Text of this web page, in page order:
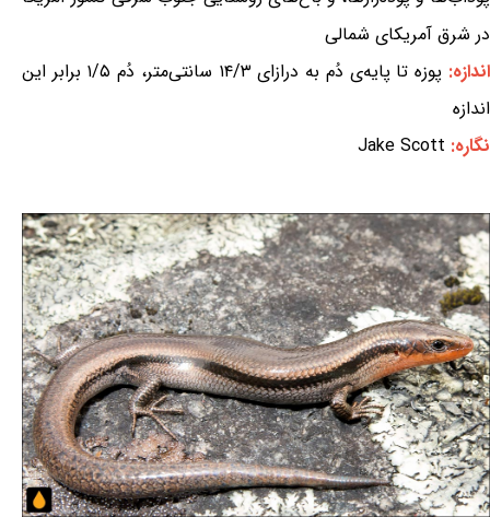
در شرق آمریکای شمالی
اندازه:
پوزه تا پایه‌ی دُم به درازای ۱۴/۳ سانتی‌متر، دُم ۱/۵ برابر این
اندازه
نگاره: Jake Scott